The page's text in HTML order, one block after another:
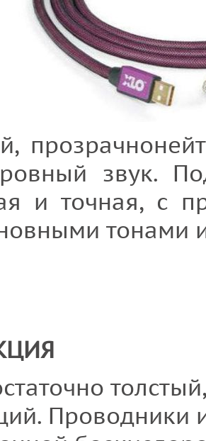
звук.
и точная, с
тонами
Проводники